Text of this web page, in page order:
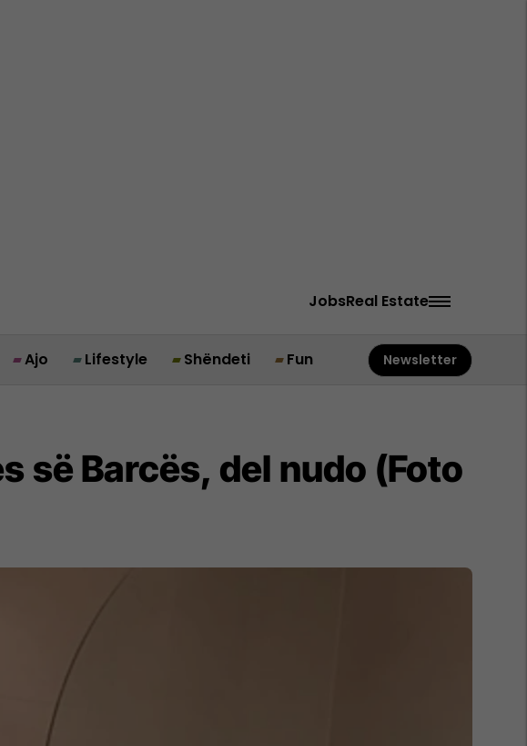
JobsReal Estate
Ajo Lifestyle Shëndeti Fun Newsletter
së Barcës, del nudo (Foto